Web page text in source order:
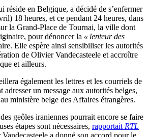
réside en Belgique, a décidé de s’enfermer
18 heures, et ce pendant 24 heures, dans
la Grand-Place de Tournai, la ville dont
pour dénoncer la « lenteur des
Elle espère ainsi sensibiliser les autorités
de Olivier Vandecasteele et accroître
et ailleurs.
également les lettres et les courriels de
adresser un message aux autorités belges,
ministère belge des Affaires étrangères.
geôles iraniennes pourrait encore se faire
étapes sont nécessaires, rapportait RTL
a donné son accord pour le